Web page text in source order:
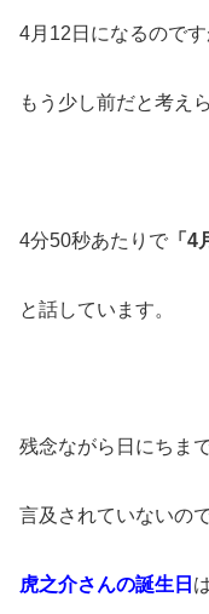
4月12日になるので
もう少し前だと考え
4分50秒あたりで 「4
と話しています。
残念ながら日にちま
言及されていないの
虎之介さんの誕生日